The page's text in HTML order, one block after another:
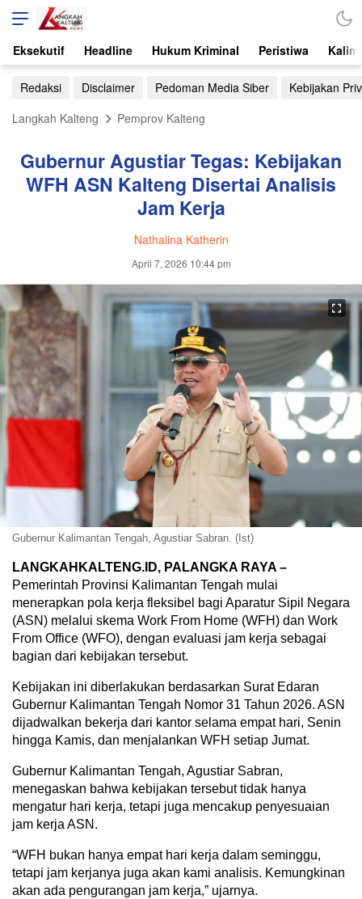
Eksekutif Headline Hukum Kriminal Peristiwa
Redaksi Disclaimer Pedoman Media Siber
Kebijakan
Langkah Kalteng
Pemprov Kalteng
Gubernur Agustiar Tegas: Kebijakan
WFH ASN Kalteng Disertai Analisis
Jam Kerja
Nathalina Katherin
April 7, 2026 10:44 pm
Gubernur Kalimantan Tengah, Agustiar Sabran. (Ist)
LANGKAHKALTENG.ID, PALANGKA RAYA –
Pemerintah Provinsi Kalimantan Tengah mulai
menerapkan pola kerja fleksibel bagi Aparatur Sipil Negara
(ASN) melalui skema Work From Home (WFH) dan Work
From Office (WFO), dengan evaluasi jam kerja sebagai
bagian dari kebijakan tersebut.
Kebijakan ini diberlakukan berdasarkan Surat Edaran
Gubernur Kalimantan Tengah Nomor 31 Tahun 2026. ASN
dijadwalkan bekerja dari kantor selama empat hari, Senin
hingga Kamis, dan menjalankan WFH setiap Jumat.
Gubernur Kalimantan Tengah, Agustiar Sabran,
menegaskan bahwa kebijakan tersebut tidak hanya
mengatur hari kerja, tetapi juga mencakup penyesuaian
jam kerja ASN.
“WFH bukan hanya empat hari kerja dalam seminggu,
tetapi jam kerjanya juga akan kami analisis. Kemungkinan
akan ada pengurangan jam kerja,” ujarnya.